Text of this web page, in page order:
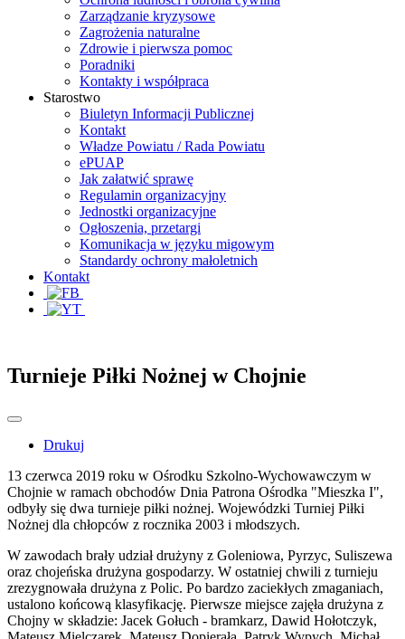
Zarządzanie kryzysowe
Zagrożenia naturalne
Zdrowie i pierwsza pomoc
Poradniki
Kontakty i współpraca
Starostwo
Biuletyn Informacji Publicznej
Kontakt
Władze Powiatu / Rada Powiatu
ePUAP
Jak załatwić sprawę
Regulamin organizacyjny
Jednostki organizacyjne
Ogłoszenia, przetargi
Komunikacja w języku migowym
Standardy ochrony małoletnich
Kontakt
Turnieje Piłki Nożnej w Chojnie
Drukuj
13 czerwca 2019 roku w Ośrodku Szkolno-Wychowawczym w
Chojnie w ramach obchodów Dnia Patrona Ośrodka "Mieszka I",
odbyły się dwa turnieje piłki nożnej. Wojewódzki Turniej Piłki
Nożnej dla chłopców z rocznika 2003 i młodszych.
W zawodach brały udział drużyny z Goleniowa, Pyrzyc, Suliszewa
oraz chojeńska drużyna gospodarzy. W ostatniej chwili z turnieju
zrezygnowała drużyna z Polic. Po bardzo zaciekłych zmaganiach,
ustalono końcową klasyfikację. Pierwsze miejsce zajęła drużyna z
Chojny w składzie: Jacek Gołuch - bramkarz, Dawid Hołotczyk,